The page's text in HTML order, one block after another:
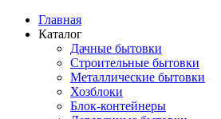
Главная
Каталог
Дачные бытовки
Строительные бытовки
Металлические бытовки
Хозблоки
Блок-контейнеры